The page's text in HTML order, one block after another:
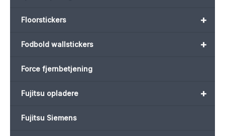
+
Floorstickers
+
Fodbold wallstickers
Force fjernbetjening
+
Fujitsu opladere
Fujitsu Siemens